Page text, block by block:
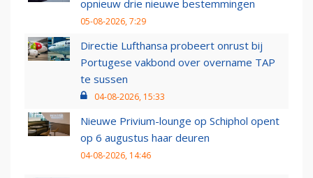
opnieuw drie nieuwe bestemmingen
05-08-2026, 7:29
Directie Lufthansa probeert onrust bij
Portugese vakbond over overname TAP
te sussen
04-08-2026, 15:33
Nieuwe Privium-lounge op Schiphol opent
op 6 augustus haar deuren
04-08-2026, 14:46